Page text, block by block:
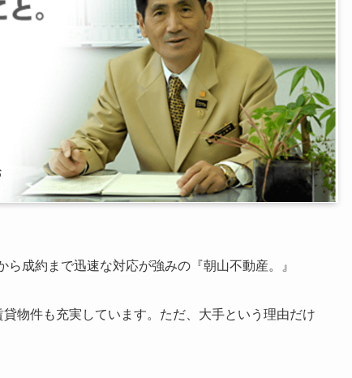
成約まで迅速な対応が強みの『朝山不動産。』
物件も充実しています。ただ、大手という理由だけ